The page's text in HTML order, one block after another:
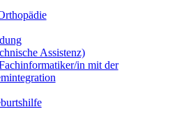
Assistenz)
in mit der